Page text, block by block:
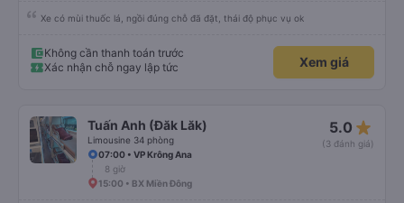
Xe có mùi thuốc lá, ngồi đúng chỗ đã đặt, thái độ phục vụ ok
Không cần thanh toán trước
Xác nhận chỗ ngay lập tức
Xem giá
Tuấn Anh (Đăk Lăk)
Limousine 34 phòng
5.0 star_rate
(3 đánh giá)
07:00 • VP Krông Ana
8 giờ
15:00 • BX Miền Đông